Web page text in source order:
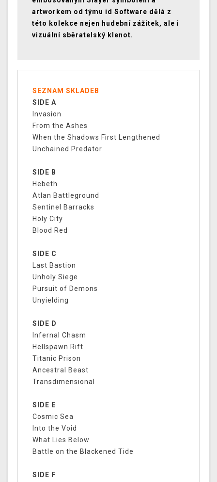
artworkem od týmu id Software dělá z
této kolekce nejen hudební zážitek, ale i
vizuální sběratelský klenot.
SEZNAM SKLADEB
SIDE A
Invasion
From the Ashes
When the Shadows First Lengthened
Unchained Predator
SIDE B
Hebeth
Atlan Battleground
Sentinel Barracks
Holy City
Blood Red
SIDE C
Last Bastion
Unholy Siege
Pursuit of Demons
Unyielding
SIDE D
Infernal Chasm
Hellspawn Rift
Titanic Prison
Ancestral Beast
Transdimensional
SIDE E
Cosmic Sea
Into the Void
What Lies Below
Battle on the Blackened Tide
SIDE F